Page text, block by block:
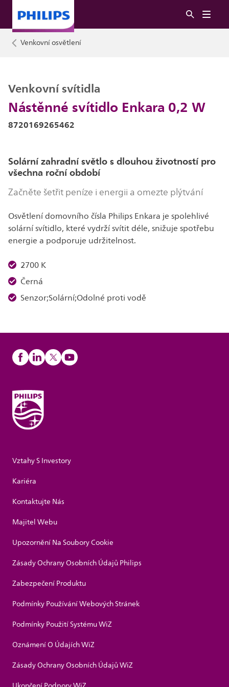
Venkovní osvětlení
Nástěnné svítidlo Enkara 0,2 W
Venkovní svítidla
8720169265462
Solární zahradní světlo s dlouhou životností pro
všechna roční období
Začněte šetřit peníze i energii a omezte plýtvání
Osvětlení domovního čísla Philips Enkara je spolehlivé
solární svítidlo, které vydrží svítit déle, snižuje spotřebu
energie a podporuje udržitelnost.
2700 K
Černá
Senzor;Solární;Odolné proti vodě
Vztahy S Investory
Kariéra
Kontaktujte Nás
Majitel Webu
Upozornění Na Soubory Cookie
Zásady Ochrany Osobních Údajů Philips
Zabezpečení Produktu
Podmínky Používání Webových Stránek
Podmínky Použití Systému WiZ
Oznámení O Údajích WiZ
Zásady Ochrany Osobních Údajů WiZ